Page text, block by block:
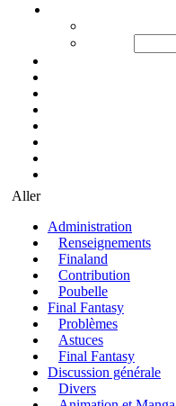
Aller
Administration
Renseignements
Finaland
Contribution
Poubelle
Final Fantasy
Problèmes
Astuces
Final Fantasy
Discussion générale
Divers